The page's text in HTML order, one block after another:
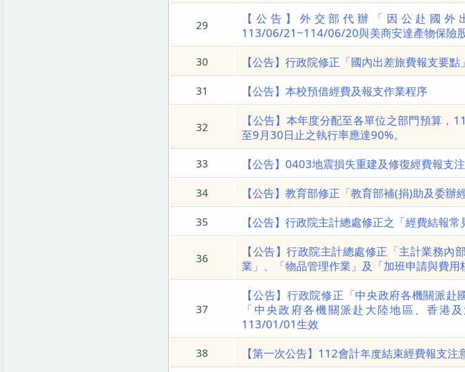
29
【公告】外交部代辦「因公赴國
113/06/21~114/06/20與美商安達產物保險
30 【公告】行政院修正「國內出差旅費報支要
31 【公告】本校預借經費及報支作業程序
32
【公告】本年度分配至各單位之部門預算，
至9月30日止之執行率應達90%。
33 【公告】0403地震損失重建及修復經費報支
34 【公告】教育部修正「教育部補(捐)助及委
35 【公告】行政院主計總處修正之「經費結報
36
【公告】行政院主計總處修正「主計業務
業」、「物品管理作業」及「加班申請與費
37
【公告】行政院修正「中央政府各機關派
「中央政府各機關派赴大陸地區、香港
113/01/01生效
38 【第一次公告】112會計年度結束經費報支注